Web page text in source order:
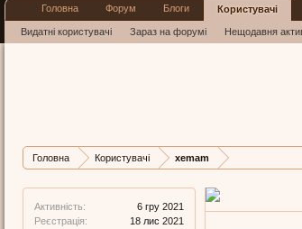
Головна Користувачі xemam
Активність:
6 гру 2021
Реєстрація:
18 лис 2021
Головна Форум Блоги Користувачі
Видатні користувачі Зараз на форумі Нещодавня